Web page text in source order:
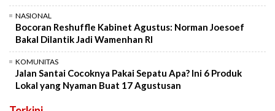
NASIONAL
Bocoran Reshuffle Kabinet Agustus: Norman Joesoef
Bakal Dilantik Jadi Wamenhan RI
KOMUNITAS
Jalan Santai Cocoknya Pakai Sepatu Apa? Ini 6 Produk
Lokal yang Nyaman Buat 17 Agustusan